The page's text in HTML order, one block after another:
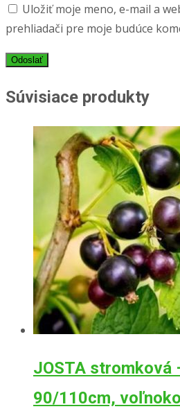
Uložiť moje meno, e-mail a
prehliadači pre moje budúce
Súvisiace produkty
JOSTA stromková
90/110cm,